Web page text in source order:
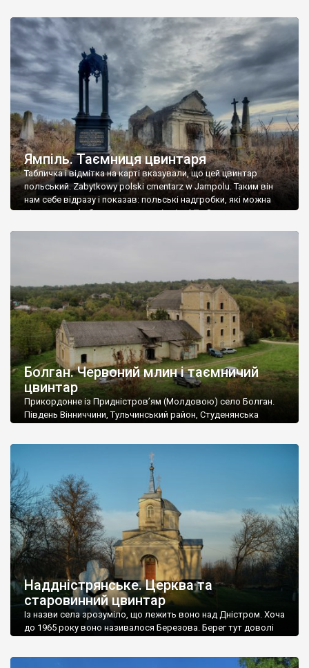
Ямпіль. Таємниця цвинтаря
Табличка і відмітка на карті вказували, що цей цвинтар
польський. Zabytkowy polski cmentarz w Jampolu. Таким він
нам себе відразу і показав: польські надгробки, які можна
віднести до фабричних, польські епітафії… Загалом цвинтар
Болган. Червоний млин і таємничий
цвинтар
Прикордонне із Придністров’ям (Молдовою) село Болган.
Південь Вінниччини, Тульчинський район, Студенянська
старовинний цвинтар із кам’яними хрестами. Всі епітафії, які
збереглися, написані кирилицею, церковнослов’янською
мовою. За всіма традиційними ознаками – цвинтар
український. Хрести датуються 19 століттям. У 1924-1940
роках Болган […]
Наддністрянське. Церква та
старовинний цвинтар
Із назви села зрозуміло, що лежить воно над Дністром. Хоча
до 1965 року воно називалося Березова. Берег тут доволі